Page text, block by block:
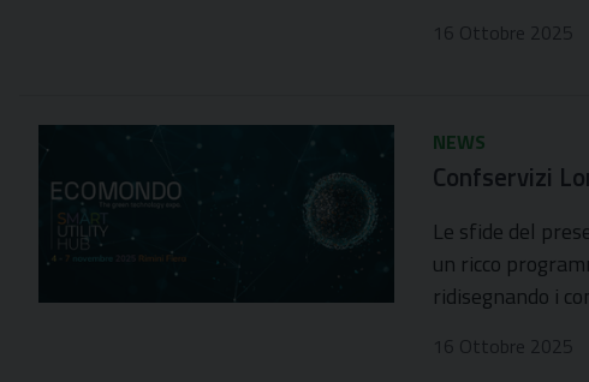
16 Ottobre 2025
NEWS
Confservizi
Le sfide del
un ricco
ridisegnando i
16 Ottobre 2025